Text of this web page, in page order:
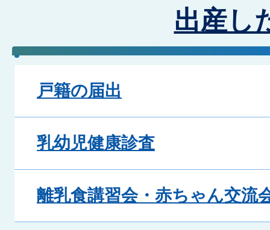
出産し
戸籍の届出
乳幼児健康診査
離乳食講習会・赤ちゃん交流